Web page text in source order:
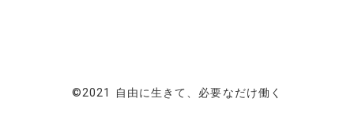
©2021 自由に生きて、必要なだけ働く